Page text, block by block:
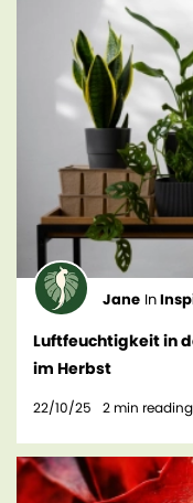
Jane In
Luftfeuchtigkeit in
im Herbst
22/10/25 2 min